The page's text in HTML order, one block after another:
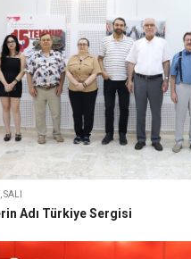
Adı Türkiye Sergisi